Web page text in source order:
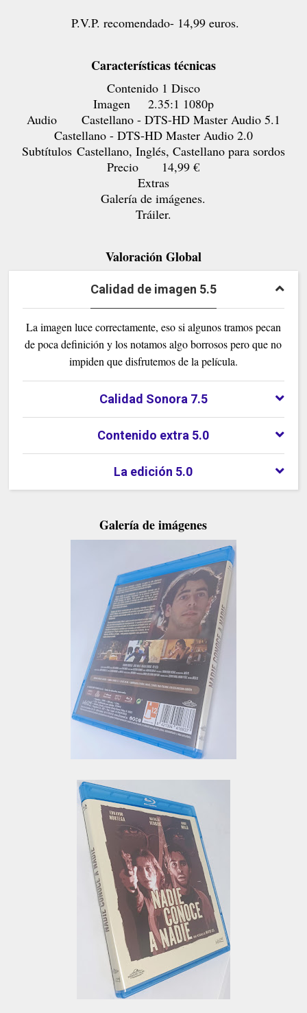
P.V.P. recomendado- 14,99 euros.
Características técnicas
Contenido 1 Disco
Imagen
2.35:1 1080p
Audio
Castellano - DTS-HD Master Audio 5.1
Castellano - DTS-HD Master Audio 2.0
Subtítulos Castellano, Inglés, Castellano para sordos
Precio
14,99 €
Extras
Galería de imágenes.
Tráiler.
Valoración Global
Calidad de imagen 5.5
La imagen luce correctamente, eso si algunos tramos pecan
de poca definición y los notamos algo borrosos pero que no
impiden que disfrutemos de la película.
Calidad Sonora 7.5
Contenido extra 5.0
La edición 5.0
Galería de imágenes